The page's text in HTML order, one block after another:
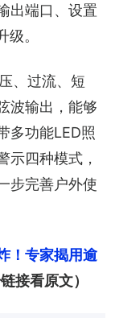
出端口、设置
。
、过流、短
波输出，能够
多功能LED照
示四种模式，
步完善户外使
！专家揭用逾
接看原文）